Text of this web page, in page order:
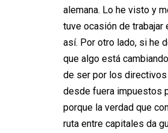
alemana. Lo he visto y
tuve ocasión de trabajar
así. Por otro lado, si he
que algo está
de ser por los directivos
desde fuera impuestos
porque la verdad que
ruta entre capitales da